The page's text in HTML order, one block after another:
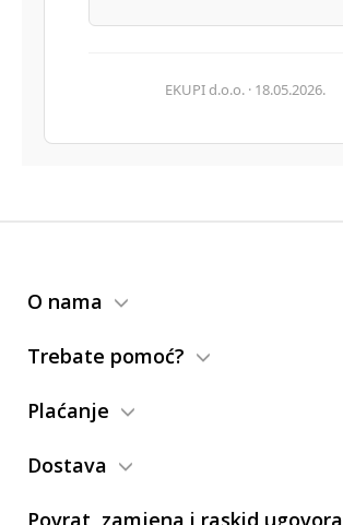
EKUPI d.o.o. · 18.05.2026.
O nama
Trebate pomoć?
Plaćanje
Dostava
Povrat, zamjena i raskid ugovora